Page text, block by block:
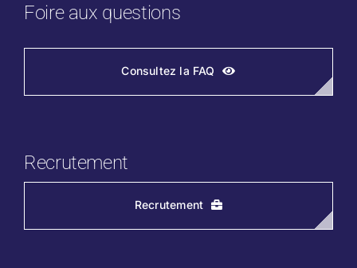
Foire aux questions
Consultez la FAQ
Recrutement
Recrutement